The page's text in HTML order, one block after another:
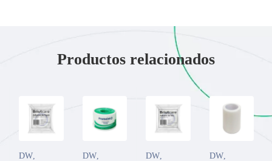
Productos relacionados
DW DW,
DW DW,